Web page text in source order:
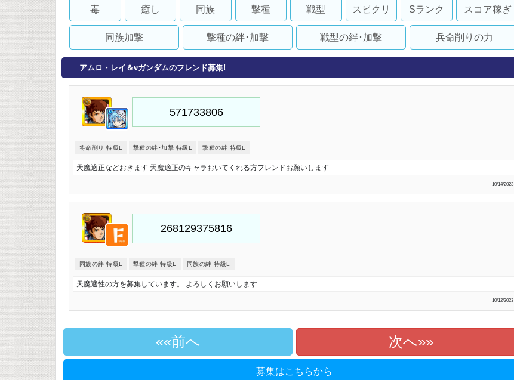
毒 癒し 同族 撃種 戦型 スピクリ Sランク スコア稼ぎ
同族加撃 撃種の絆･加撃 戦型の絆･加撃 兵命削りの力
アムロ・レイ＆νガンダムのフレンド募集!
将命削り 特級L 撃種の絆･加撃 特級L 撃種の絆 特級L
天魔適正などおきます 天魔適正のキャラおいてくれる方フレンドお願いします
10/14/2023
同族の絆 特級L 撃種の絆 特級L 同族の絆 特級L
天魔適性の方を募集しています。 よろしくお願いします
10/12/2023
«前へ 次へ»
募集はこちらから